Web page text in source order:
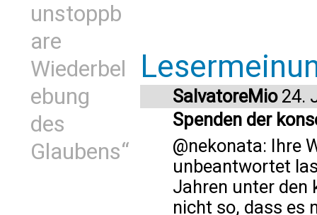
unstoppb
are
Wiederbel
ebung
des
Glaubens“
SalvatoreMio24.
Spenden der
@nekonata: Ihre
unbeantwortet
Jahren unter den
nicht so, dass es